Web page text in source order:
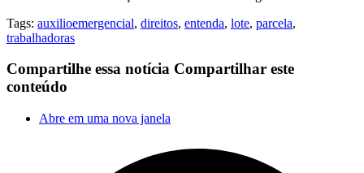
Tags: auxilioemergencial, direitos, entenda, lote, parcela,
trabalhadoras
Compartilhe essa notícia Compartilhar este
conteúdo
Abre em uma nova janela